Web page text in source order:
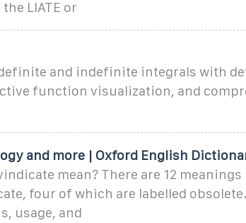
LIATE or
and indefinite integrals with
function visualization, and
and more | Oxford English
mean? There are 12
four of which are labelled obsolete.
usage, and